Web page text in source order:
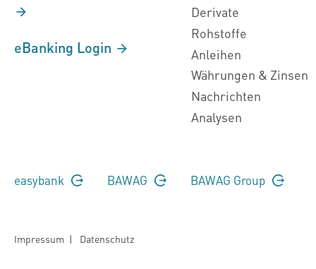
eBanking Login
Derivate
Rohstoffe
Anleihen
Währungen & Zinsen
Nachrichten
Analysen
easybank BAWAG BAWAG Group
Impressum | Datenschutz